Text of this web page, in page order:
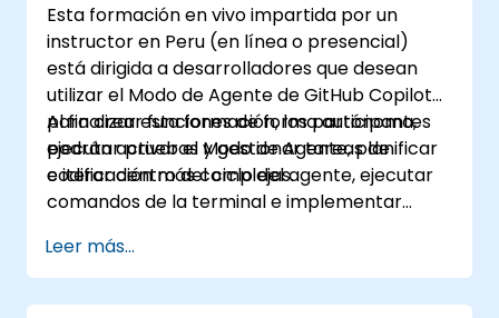
efectiva.
Esta formación en vivo impartida por un
instructor en Peru (en línea o presencial)
está dirigida a desarrolladores que desean
utilizar el Modo de Agente de GitHub Copilot
para crear funciones de forma autónoma,
ejecutar pruebas y gestionar tareas de
codificación más complejas.
Al finalizar esta formación, los participantes
podrán activar el Modo de Agente, planificar
e iterar dentro del ciclo del agente, ejecutar
comandos de la terminal e implementar
Leer más...